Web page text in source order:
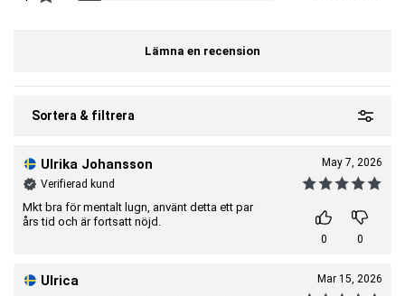
Lämna en recension
Sortera & filtrera
Ulrika Johansson
Verifierad kund
Mkt bra för mentalt lugn, använt detta ett par
års tid och är fortsatt nöjd.
May 7, 2026
0 0
Ulrica Mar 15, 2026